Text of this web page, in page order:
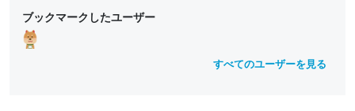
ll
o
w
ll
ブックマークしたユーザー
すべてのユーザーを見る